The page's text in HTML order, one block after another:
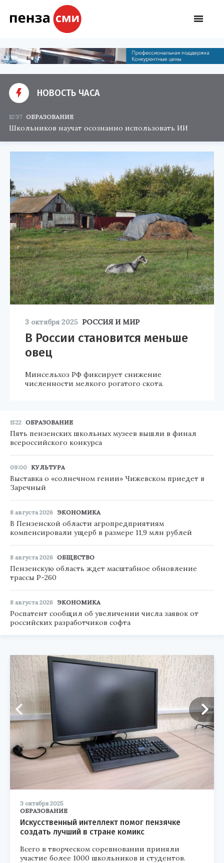
НОВОСТЬ ЧАСА
12:37 ОБРАЗОВАНИЕ
Школьников научат осознанно использовать ИИ
3 октября 2025 РОССИЯ И МИР
В России становится меньше
овец
Минсельхоз РФ фиксирует снижение
численности мелкого рогатого скота.
11:22 ОБРАЗОВАНИЕ
Пять пензенских школьных музеев вышли в финал
всероссийского конкурса
09:00 КУЛЬТУРА
Выставка о «солнечном гении» Чижевском приедет в
Заречный
8 августа 2026 ЭКОНОМИКА
В Пензенской области агропредприятиям
компенсировали ущерб в размере 11,9 млн рублей
8 августа 2026 ОБЩЕСТВО
Пензенскую область ждет масштабное обновление
трассы Р-260
8 августа 2026 ЭКОНОМИКА
Роспатент сообщил об увеличении числа заявок от
российских разработчиков софта
3 октября 2025
ОБРАЗОВАНИЕ
Искусственный интеллект помог пензячке
создать лучший в стране комикс
Всего в творческом соревновании приняли
участие более 1000 школьников и студентов.